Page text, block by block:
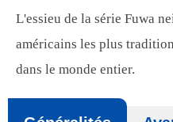
L'essieu de la série Fuwa
américains les plus
dans le monde entier.